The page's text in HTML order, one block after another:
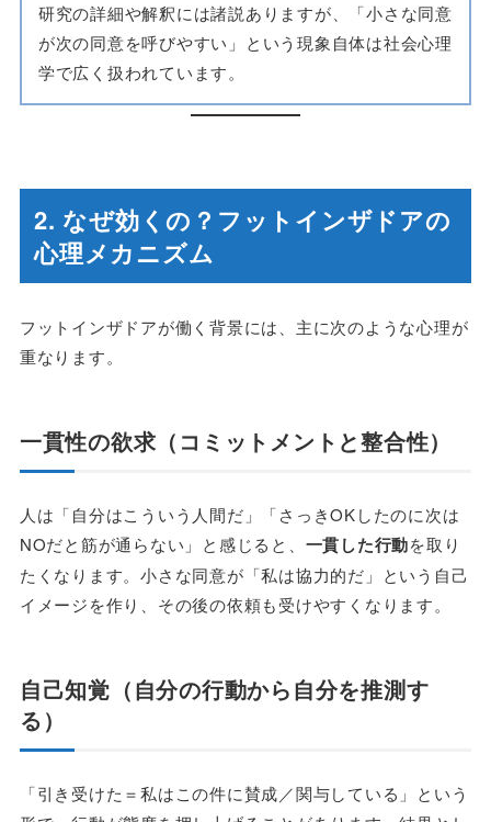
研究の詳細や解釈には諸説ありますが、「小さな同意
が次の同意を呼びやすい」という現象自体は社会心理
学で広く扱われています。
2. なぜ効くの？フットインザドアの
心理メカニズム
フットインザドアが働く背景には、主に次のような心理が
重なります。
一貫性の欲求（コミットメントと整合性）
人は「自分はこういう人間だ」「さっきOKしたのに次は
NOだと筋が通らない」と感じると、 一貫した行動を取り
たくなります。小さな同意が「私は協力的だ」という自己
イメージを作り、その後の依頼も受けやすくなります。
自己知覚（自分の行動から自分を推測す
る）
「引き受けた＝私はこの件に賛成／関与している」という